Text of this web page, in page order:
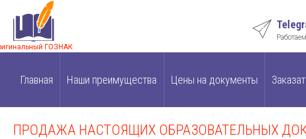
ГОЗНАК
Главная Наши преимущества Цены на документы
ПРОДАЖА НАСТОЯЩИХ ОБРАЗОВАТЕЛЬНЫХ